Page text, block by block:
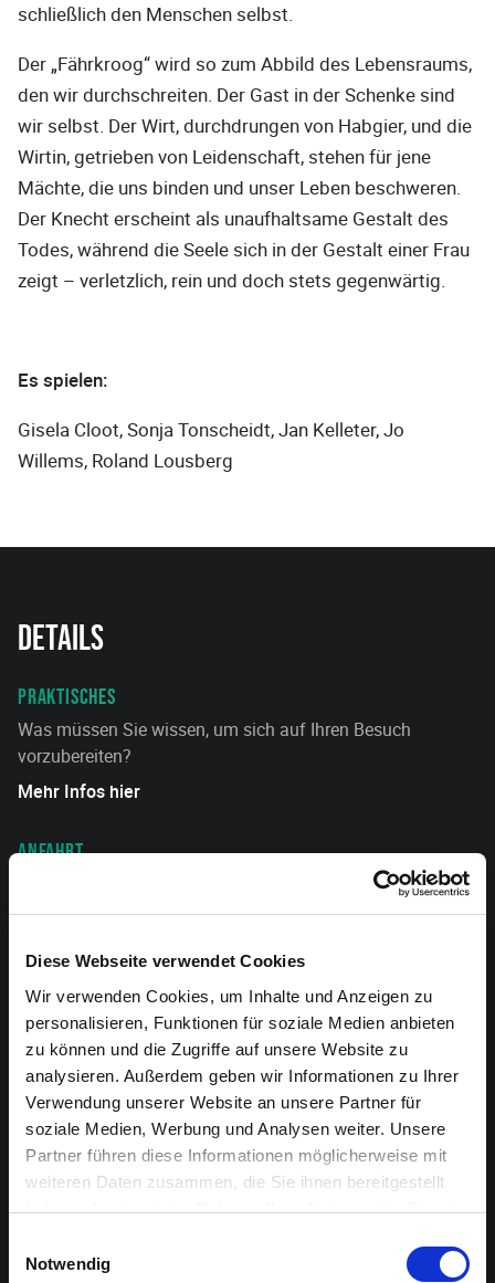
Diese Webseite verwendet Cookies
Wir verwenden Cookies, um Inhalte und Anzeigen zu
personalisieren, Funktionen für soziale Medien anbieten
zu können und die Zugriffe auf unsere Website zu
analysieren. Außerdem geben wir Informationen zu Ihrer
Verwendung unserer Website an unsere Partner für
soziale Medien, Werbung und Analysen weiter. Unsere
Partner führen diese Informationen möglicherweise mit
weiteren Daten zusammen, die Sie ihnen bereitgestellt
haben oder die sie im Rahmen Ihrer Nutzung der Dienste
Notwendig
schließlich den Menschen selbst.
Der „Fährkroog“ wird so zum Abbild des Lebensraums,
den wir durchschreiten. Der Gast in der Schenke sind
wir selbst. Der Wirt, durchdrungen von Habgier, und die
Wirtin, getrieben von Leidenschaft, stehen für jene
Mächte, die uns binden und unser Leben beschweren.
Der Knecht erscheint als unaufhaltsame Gestalt des
Todes, während die Seele sich in der Gestalt einer Frau
zeigt – verletzlich, rein und doch stets gegenwärtig.
Es spielen:
Gisela Cloot, Sonja Tonscheidt, Jan Kelleter, Jo
Willems, Roland Lousberg
Details
PRAKTISCHES
Was müssen Sie wissen, um sich auf Ihren Besuch
vorzubereiten?
Mehr Infos hier
ANFAHRT
VORFÜHRUNGEN
Vorführung 1: 7. Juni 2026 um 18 Uhr
Vorführung 2: 8. Juni 2026 um 20 Uhr
KARTENRESERVIERUNG
sekretariat@musikakademie.be